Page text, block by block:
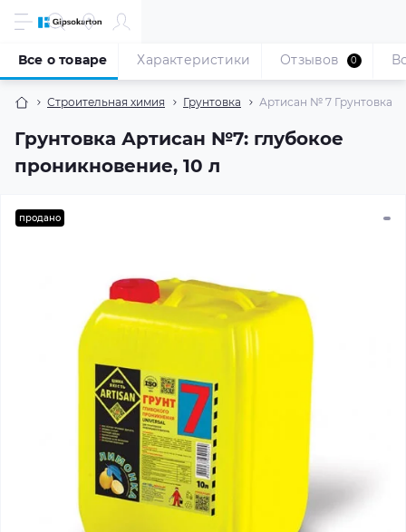
Строительная химия Грунтовка Артисан № 7 Грунтовка
Грунтовка Артисан №7: глубокое
проникновение, 10 л
Все о товаре Характеристики Отзывов 0
продано